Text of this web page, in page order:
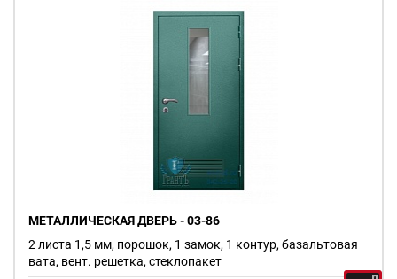
МЕТАЛЛИЧЕСКАЯ ДВЕРЬ - 03-86
2 листа 1,5 мм, порошок, 1 замок, 1 контур, базальтовая
вата, вент. решетка, стеклопакет